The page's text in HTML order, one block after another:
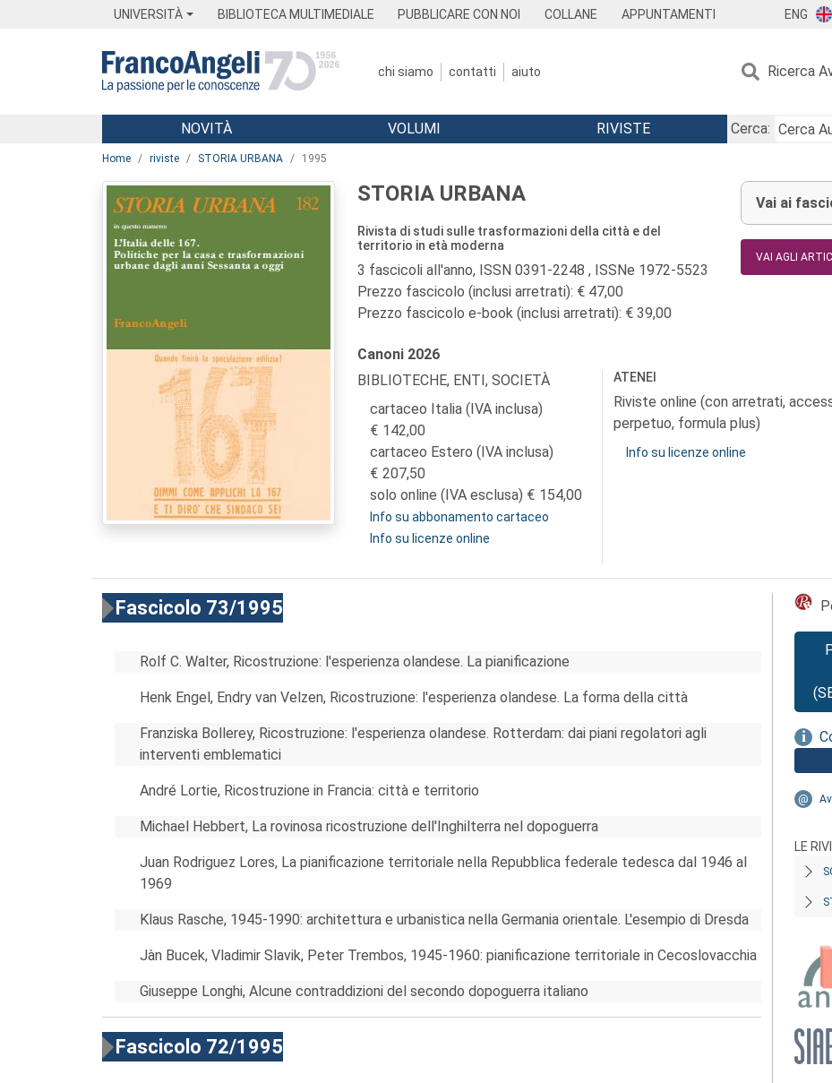
UNIVERSITÀ BIBLIOTECA MULTIMEDIALE PUBBLICARE CON NOI COLLANE APPUNTAMENTI ENG
chi siamo contatti aiuto Ricerca
Menu
NOVITÀ VOLUMI RIVISTE
Cerca:
Home riviste STORIA URBANA 1995
STORIA URBANA
Rivista di studi sulle trasformazioni della città e del
territorio in età moderna
3 fascicoli all'anno, ISSN 0391-2248 , ISSNe 1972-5523
Prezzo fascicolo (inclusi arretrati): € 47,00
Prezzo fascicolo e-book (inclusi arretrati): € 39,00
Vai ai
VAI AGLI
Canoni 2026
BIBLIOTECHE, ENTI, SOCIETÀ
cartaceo Italia (IVA inclusa)
142,00
cartaceo Estero (IVA inclusa)
207,50
solo online (IVA esclusa)
154,00
Info su abbonamento cartaceo
Info su licenze online
ATENEI
Riviste online (con arretrati,
perpetuo, formula plus)
Info su licenze online
Fascicolo 73/1995
Rolf C. Walter, Ricostruzione: l'esperienza olandese. La pianificazione
Henk Engel, Endry van Velzen, Ricostruzione: l'esperienza olandese. La forma della città
Franziska Bollerey, Ricostruzione: l'esperienza olandese. Rotterdam: dai piani regolatori agli
interventi emblematici
André Lortie, Ricostruzione in Francia: città e territorio
Michael Hebbert, La rovinosa ricostruzione dell'Inghilterra nel dopoguerra
Juan Rodriguez Lores, La pianificazione territoriale nella Repubblica federale tedesca dal 1946 al
1969
Klaus Rasche, 1945-1990: architettura e urbanistica nella Germania orientale. L'esempio di Dresda
Jàn Bucek, Vladimir Slavik, Peter Trembos, 1945-1960: pianificazione territoriale in Cecoslovacchia
Giuseppe Longhi, Alcune contraddizioni del secondo dopoguerra italiano
Fascicolo 72/1995
LE